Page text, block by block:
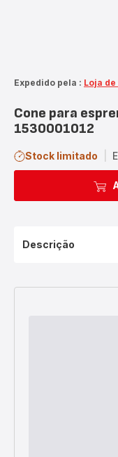
Expedido pela : Loja
Cone para
1530001012
Stock limitado
Descrição